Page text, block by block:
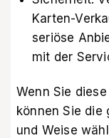
Karten-
seriöse
mit der
Wenn Sie
können Sie
und Weise